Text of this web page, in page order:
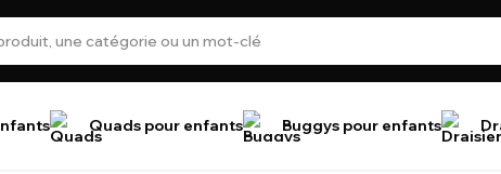
Quads pour enfants Buggys pour enfants